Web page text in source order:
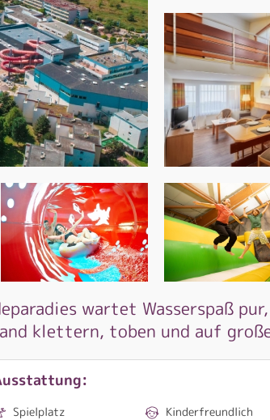
wartet Wasserspaß
klettern, toben und auf
Spielplatz
Kinderfreundlich